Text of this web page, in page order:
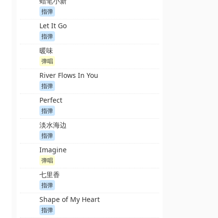
指弹
Let It Go
指弹
暖味
弹唱
River Flows In You
指弹
Perfect
指弹
淡水海边
指弹
Imagine
弹唱
七里香
指弹
Shape of My Heart
指弹